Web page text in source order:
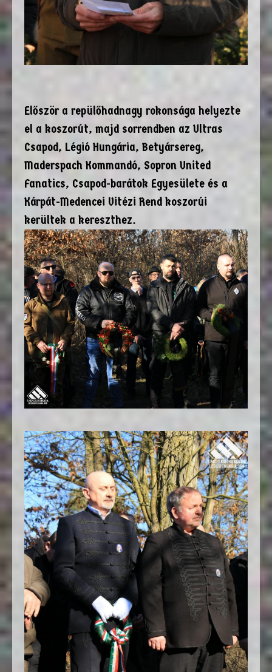
Először a repülőhadnagy rokonsága helyezte
el a koszorút, majd sorrendben az Ultras
Csapod, Légió Hungária, Betyársereg,
Maderspach Kommandó, Sopron United
Fanatics, Csapod-barátok Egyesülete és a
Kárpát-Medencei Vitézi Rend koszorúi
kerültek a kereszthez.